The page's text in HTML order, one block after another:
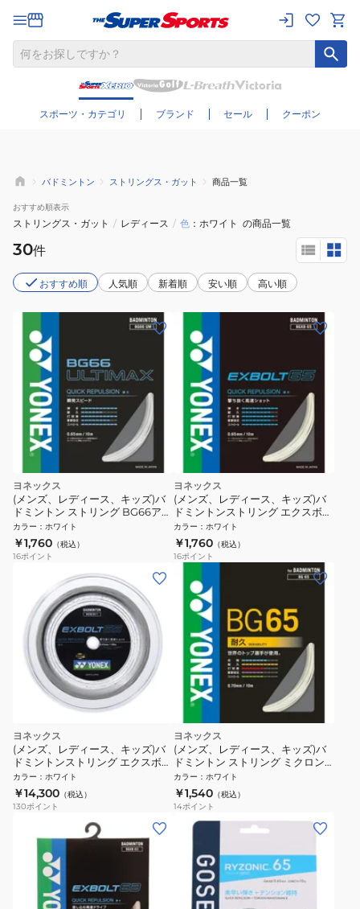
スポーツ・カテゴリ ブランド セール クーポン
さらに絞り込む
バドミントン ストリングス・ガット 商品一覧
おすすめ順表示
ストリングス・ガット / レディース / 色 ホワイト の商品一覧
30件
おすすめ順 人気順 新着順 安い順 高い順
ヨネックス
(メンズ、レディース、キッズ)バ
ドミントン ストリング BG66アル
ティマックス(BG66 ULTIMAX)
BG66UM-430
カラー ： ホワイト
￥1,760 （税込）
16ポイント
ヨネックス
(メンズ、レディース、キッズ)バ
ドミントンストリング エクスボル
ト65 BGXB65-011
カラー ： ホワイト
￥1,760 （税込）
16ポイント
ヨネックス
(メンズ、レディース、キッズ)バ
ドミントンストリング エクスボル
ト65 100m BGXB65-1-011
カラー ： ホワイト
￥14,300 （税込）
130ポイント
ヨネックス
(メンズ、レディース、キッズ)バ
ドミントン ストリング ミクロン
65 BG65-011
カラー ： ホワイト
￥1,540 （税込）
14ポイント